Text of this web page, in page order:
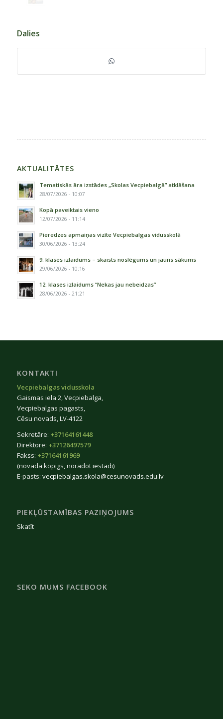
Dalies
AKTUALITĀTES
Tematiskās āra izstādes „Skolas Vecpiebalgā” atklāšana
28/07/2026 - 10:07
Kopā paveiktais vieno
12/07/2026 - 11:14
Pieredzes apmaiņas vizīte Vecpiebalgas vidusskolā
30/06/2026 - 13:24
9. klases izlaidums – skaists noslēgums un jauns sākums
29/06/2026 - 10:16
12. klases izlaidums “Nekas jau nebeidzas”
28/06/2026 - 21:21
KONTAKTI
Vecpiebalgas vidusskola
Gaismas iela 2, Vecpiebalga,
Vecpiebalgas pagasts,
Cēsu novads, LV-4122
Sekretāre: +37164161448
Direktore: +37126497579
Fakss: +37164161969
(novadā kopīgs, norādot iestādi)
E-pasts: vecpiebalgas.skola@cesunovads.edu.lv
PIEKĻŪSTAMĪBAS PAZIŅOJUMS
Skatīt
SEKO MUMS FACEBOOK